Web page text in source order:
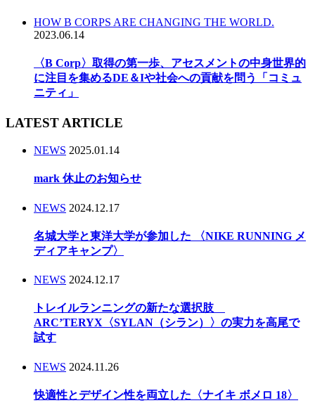
HOW B CORPS ARE CHANGING THE WORLD.
2023.06.14
〈B Corp〉取得の第一歩、アセスメントの中身世界的
に注目を集めるDE＆Iや社会への貢献を問う「コミュ
ニティ」
LATEST ARTICLE
NEWS 2025.01.14
mark 休止のお知らせ
NEWS 2024.12.17
名城大学と東洋大学が参加した 〈NIKE RUNNING メ
ディアキャンプ〉
NEWS 2024.12.17
トレイルランニングの新たな選択肢
ARC’TERYX〈SYLAN（シラン）〉の実力を高尾で
試す
NEWS 2024.11.26
快適性とデザイン性を両立した〈ナイキ ボメロ 18〉